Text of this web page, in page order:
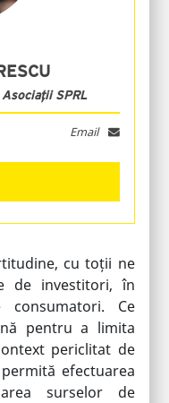
SPRL
Email
cu toții ne
de investitori, în
Ce
pentru a limita
periclitat de
efectuarea
surselor de